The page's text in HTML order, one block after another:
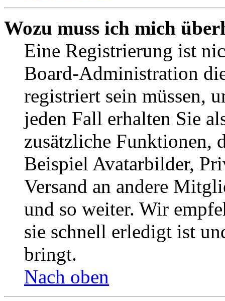
Wozu muss ich mich
Eine Registrierung ist
Board-Administration
registriert sein müssen,
jeden Fall erhalten Sie
zusätzliche Funktionen,
Beispiel Avatarbilder,
Versand an andere
und so weiter. Wir
sie schnell erledigt ist
bringt.
Nach oben